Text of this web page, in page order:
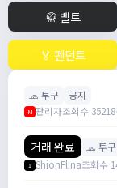
🥋 벨트
🏅 펜던트
🧢 투구 공지
M 관리자조회수 35218
거래 완료 🧢 투구
1 ShionFlina조회수